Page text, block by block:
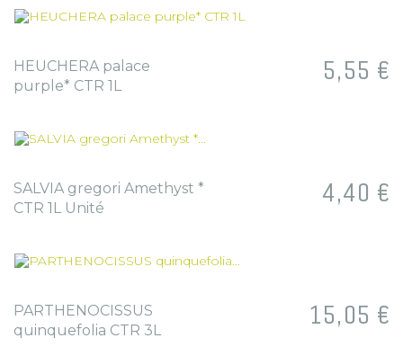
HEUCHERA palace
purple* CTR 1L
Prix
5,55 €
SALVIA gregori Amethyst *
CTR 1L Unité
Prix
4,40 €
PARTHENOCISSUS
quinquefolia CTR 3L
Prix
15,05 €